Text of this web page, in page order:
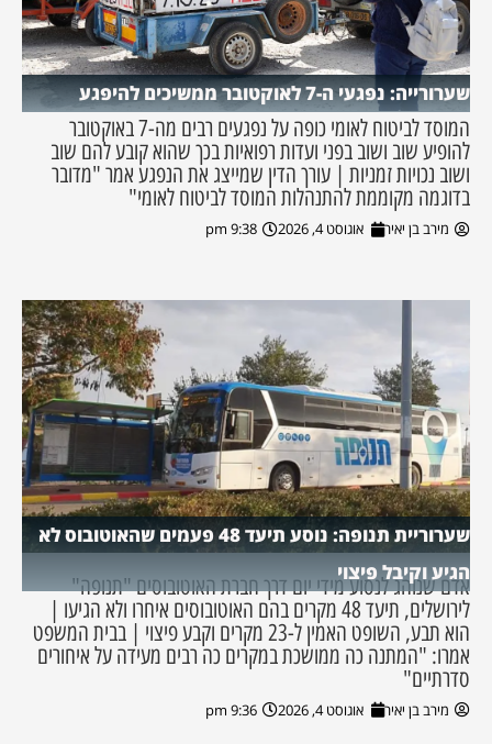
שערורייה: נפגעי ה-7 לאוקטובר ממשיכים להיפגע
המוסד לביטוח לאומי כופה על נפגעים רבים מה-7 באוקטובר
להופיע שוב ושוב בפני ועדות רפואיות בכך שהוא קובע להם שוב
ושוב נכויות זמניות | עורך הדין שמייצג את הנפגע אמר "מדובר
בדוגמה מקוממת להתנהלות המוסד לביטוח לאומי"
מירב בן יאיר אוגוסט 4, 2026 9:38 pm
שערוריית תנופה: נוסע תיעד 48 פעמים שהאוטובוס לא
הגיע וקיבל פיצוי
אדם שנוהג לנסוע מידי יום דרך חברת האוטובוסים "תנופה"
לירושלים, תיעד 48 מקרים בהם האוטובוסים איחרו ולא הגיעו |
הוא תבע, השופט האמין ל-23 מקרים וקבע פיצוי | בבית המשפט
אמרו: "המתנה כה ממושכת במקרים כה רבים מעידה על איחורים
סדרתיים"
מירב בן יאיר אוגוסט 4, 2026 9:36 pm